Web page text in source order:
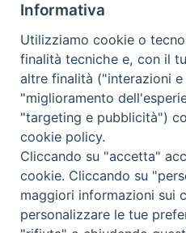
Informativa
Utilizziamo cookie o
finalità tecniche e, con il
altre finalità ("interazioni
"miglioramento
"targeting e pubblicità")
cookie policy.
Cliccando su "accetta"
cookie. Cliccando su
maggiori informazioni sui
personalizzare le tue